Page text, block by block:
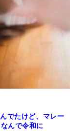
でたけど、マレー
んで令和に